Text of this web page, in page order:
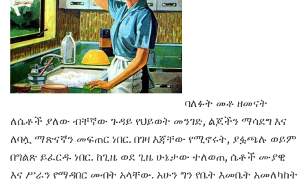
ባለፉት መቶ ዘመናት
ለሴቶች ያለው ብቸኛው ጉዳይ የህይወት መንገድ, ልጆችን ማሳደግ እና
ለባሏ ማጽናኛን መፍጠር ነበር. በገዛ እጃቸው የሚኖሩት, ያፏጫሉ ወይም
በግልጽ ይፈርዱ ነበር. ከጊዜ ወደ ጊዜ ሁኔታው ​​ተለወጠ, ሴቶች ሙያዊ
እና ሥራን የማዳበር መብት አላቸው. አሁን ግን የቤት እመቤት አመለካከት